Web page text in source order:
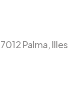
Palma, Illes